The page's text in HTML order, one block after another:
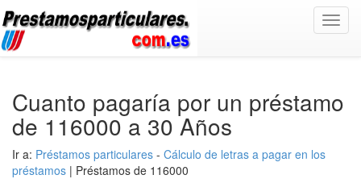
Cuanto pagaría por un préstamo
de 116000 a 30 Años
Ir a: Préstamos particulares - Cálculo de letras a pagar en los
préstamos | Préstamos de 116000